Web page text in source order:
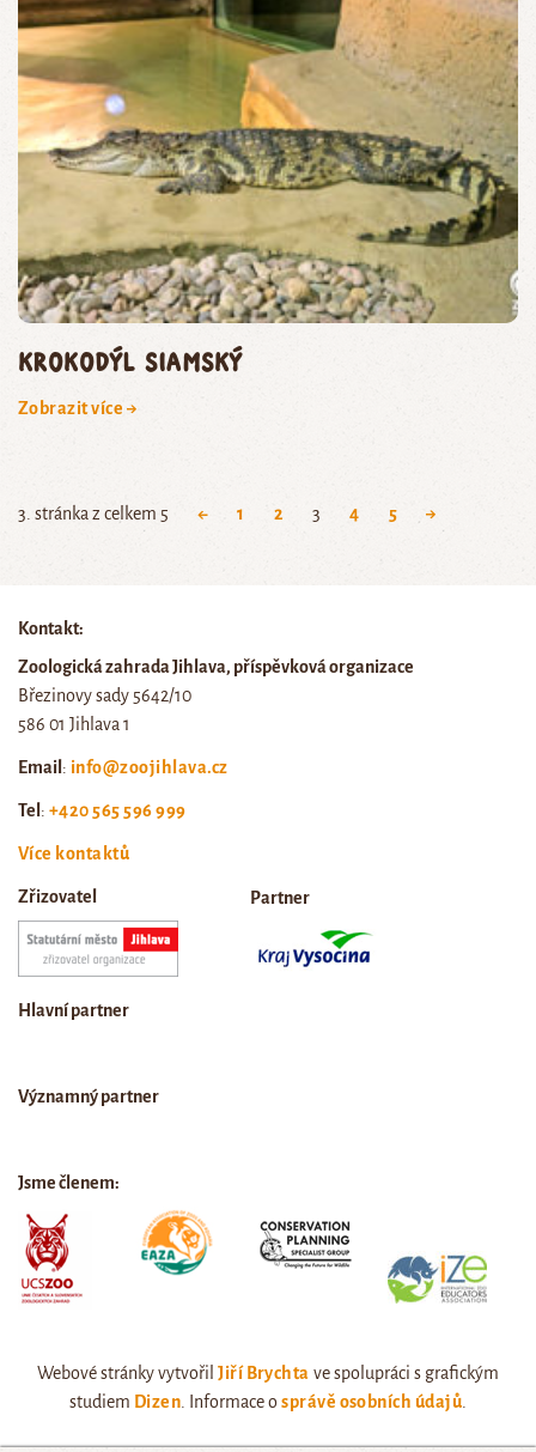
krokodýl siamský
Zobrazit více →
3. stránka z celkem 5 ← 1 2 3 4 5 →
Kontakt:
Zoologická zahrada Jihlava, příspěvková organizace
Březinovy sady 5642/10
586 01 Jihlava 1
Email: info@zoojihlava.cz
Tel: +420 565 596 999
Více kontaktů
Zřizovatel Partner
Hlavní partner
Významný partner
Jsme členem:
Webové stránky vytvořilJiří Brychta ve spolupráci s grafickým
studiem Dizen . Informace osprávě osobních údajů